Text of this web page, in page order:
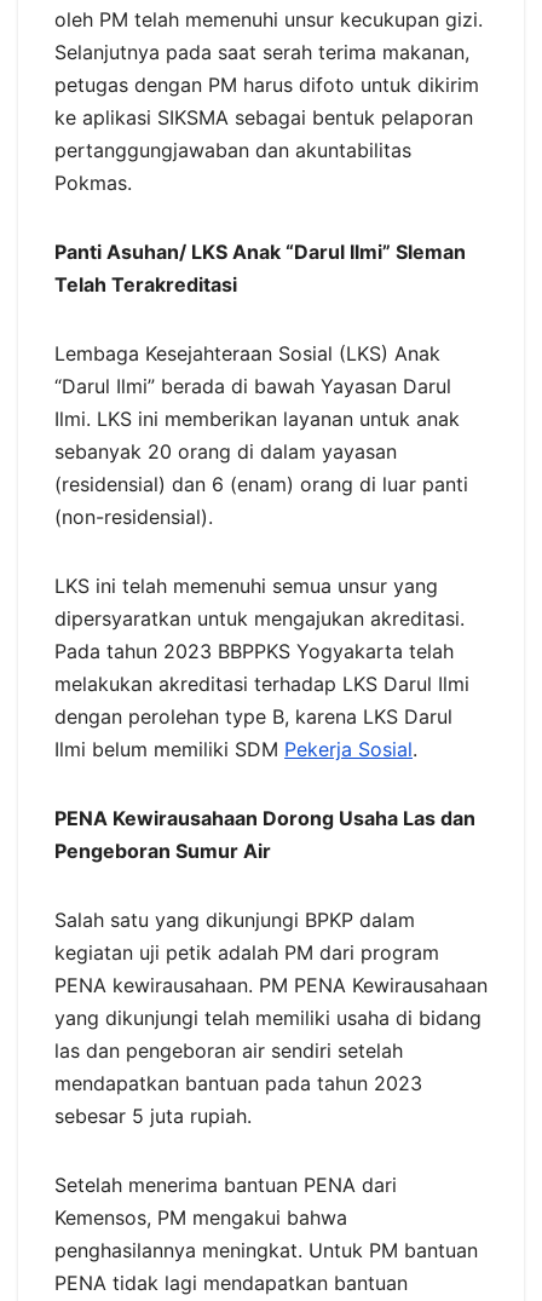
oleh PM telah memenuhi unsur kecukupan gizi.
Selanjutnya pada saat serah terima makanan,
petugas dengan PM harus difoto untuk dikirim
ke aplikasi SIKSMA sebagai bentuk pelaporan
pertanggungjawaban dan akuntabilitas
Pokmas.
Panti Asuhan/ LKS Anak “Darul Ilmi” Sleman
Telah Terakreditasi
Lembaga Kesejahteraan Sosial (LKS) Anak
“Darul Ilmi” berada di bawah Yayasan Darul
Ilmi. LKS ini memberikan layanan untuk anak
sebanyak 20 orang di dalam yayasan
(residensial) dan 6 (enam) orang di luar panti
(non-residensial).
LKS ini telah memenuhi semua unsur yang
dipersyaratkan untuk mengajukan akreditasi.
Pada tahun 2023 BBPPKS Yogyakarta telah
melakukan akreditasi terhadap LKS Darul Ilmi
dengan perolehan type B, karena LKS Darul
Ilmi belum memiliki SDM Pekerja Sosial.
PENA Kewirausahaan Dorong Usaha Las dan
Pengeboran Sumur Air
Salah satu yang dikunjungi BPKP dalam
kegiatan uji petik adalah PM dari program
PENA kewirausahaan. PM PENA Kewirausahaan
yang dikunjungi telah memiliki usaha di bidang
las dan pengeboran air sendiri setelah
mendapatkan bantuan pada tahun 2023
sebesar 5 juta rupiah.
Setelah menerima bantuan PENA dari
Kemensos, PM mengakui bahwa
penghasilannya meningkat. Untuk PM bantuan
PENA tidak lagi mendapatkan bantuan